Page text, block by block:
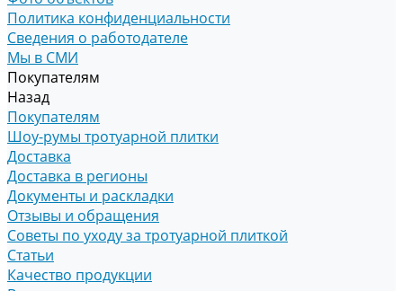
Политика конфиденциальности
Сведения о работодателе
Мы в СМИ
Покупателям
Назад
Покупателям
Шоу-румы тротуарной плитки
Доставка
Доставка в регионы
Документы и раскладки
Отзывы и обращения
Советы по уходу за тротуарной плиткой
Статьи
Качество продукции